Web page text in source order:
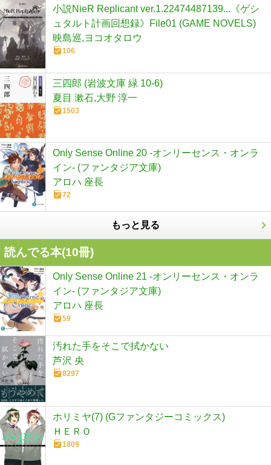
小説NieR Replicant ver.1.22474487139...《ゲシ
ュタルト計画回想録》File01 (GAME NOVELS)
映島巡,ヨコオタロウ
106
三四郎 (岩波文庫 緑 10-6)
夏目 漱石,大野 淳一
1503
Only Sense Online 20 ‐オンリーセンス・オンラ
イン‐ (ファンタジア文庫)
アロハ 座長
72
もっと見る
読んでる本(10冊)
Only Sense Online 21 ‐オンリーセンス・オンラ
イン‐ (ファンタジア文庫)
アロハ 座長
59
汚れた手をそこで拭かない
芦沢 央
8297
ホリミヤ(7) (Gファンタジーコミックス)
ＨＥＲＯ
1809